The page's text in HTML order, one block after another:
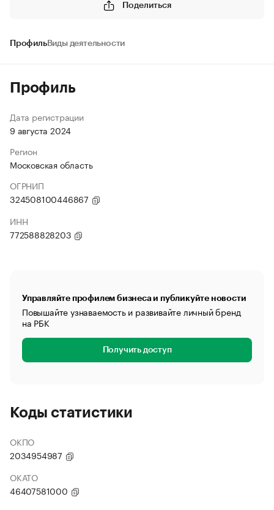
Поделиться
ПрофильВиды деятельности
Профиль
Дата регистрации
9 августа 2024
Регион
Московская область
ОГРНИП
324508100446867
ИНН
772588828203
Управляйте профилем бизнеса и публикуйте новости
Повышайте узнаваемость и развивайте личный бренд
на РБК
Получить доступ
Коды статистики
ОКПО
2034954987
ОКАТО
46407581000